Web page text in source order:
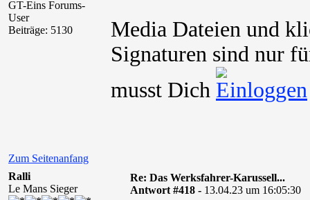
GT-Eins Forums-
User
Beiträge: 5130
Media Dateien und
Signaturen sind nur
musst Dich
Zum Seitenanfang
Ralli
Le Mans Sieger
Re: Das Werksfahrer-Karussell...
Antwort #418 - 13.04.23 um 16:05:30